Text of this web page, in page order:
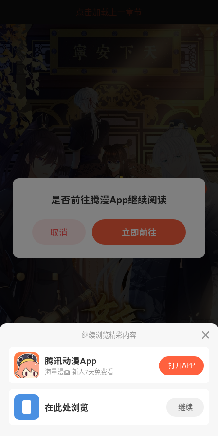
点击加载上一章节
App免费看
下一话 腾漫App免费看
继续浏览精彩内容
腾讯动漫App
海量漫画 新人7天免费看
打开APP
在此处浏览 继续
本章节仅支持App阅读，可打开App新用
户7天免费看
是否前往腾漫App继续阅读
立即前往
取消